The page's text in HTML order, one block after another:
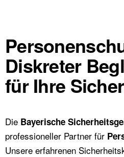
Diskreter
für Ihre
Die Bayerische
professioneller Partner für
Unsere erfahrenen